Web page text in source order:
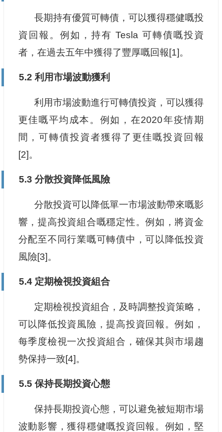
長期持有優質可轉債，可以獲得穩健嘅投
資回報。例如，持有 Tesla 可轉債嘅投資
者，在過去五年中獲得了豐厚嘅回報[1]。
5.2 利用市場波動獲利
利用市場波動進行可轉債投資，可以獲得
更佳嘅平均成本。例如，在2020年疫情期
間，可轉債投資者獲得了更佳嘅投資回報
[2]。
5.3 分散投資降低風險
分散投資可以降低單一市場波動帶來嘅影
響，提高投資組合嘅穩定性。例如，將資金
分配至不同行業嘅可轉債中，可以降低投資
風險[3]。
5.4 定期檢視投資組合
定期檢視投資組合，及時調整投資策略，
可以降低投資風險，提高投資回報。例如，
每季度檢視一次投資組合，確保其與市場趨
勢保持一致[4]。
5.5 保持長期投資心態
保持長期投資心態，可以避免被短期市場
波動影響，獲得穩健嘅投資回報。例如，堅